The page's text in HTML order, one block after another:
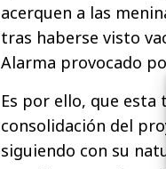
acerquen a las
tras haberse visto
Alarma provocado
Es por ello, que esta
consolidación del
siguiendo con su